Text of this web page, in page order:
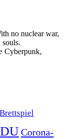
no nuclear war,
Cyberpunk,
Brettspiel
Corona-